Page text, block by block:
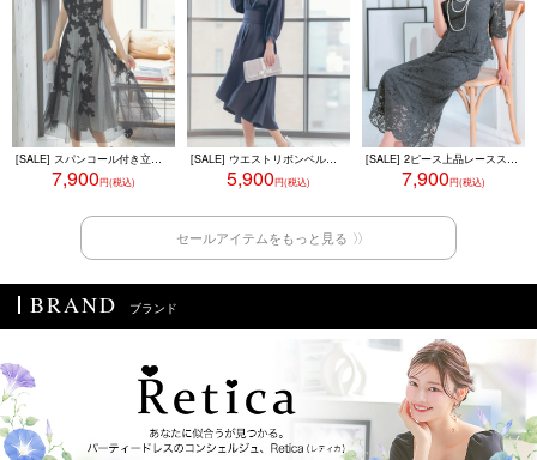
[SALE] スパンコール付き立体刺繍フレンチスリーブミモレ丈ワンピースパーティードレス (XSサイズ～4Lサイズ)
7,900
[SALE] ウエストリボンベルト付きフィッシュテールワンピースパーティードレス (Sサイズ～XXLサイズ)
5,900
[SALE] 2ピース上品レーススリーブペプラム切り替えタイトロングドレス (Sサイズ～3Lサイズ)
7,900
セールアイテムをもっと見る
BRAND ブランド